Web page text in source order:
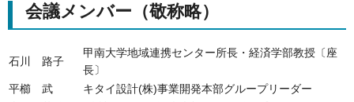
会議メンバー（敬称略）
石川 路子
甲南大学地域連携センター所長・経済学部教授〔座
長〕
平櫛 武
キタイ設計(株)事業開発本部グループリーダー